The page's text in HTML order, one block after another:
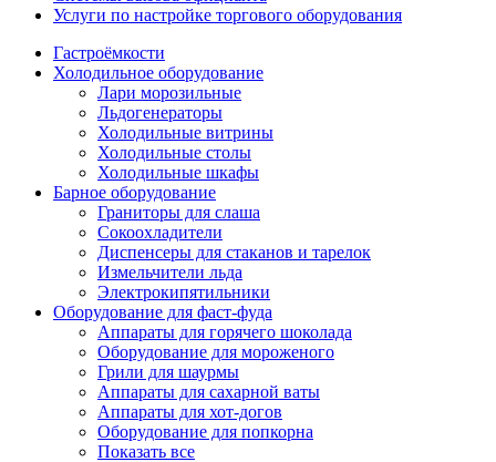
Услуги по настройке торгового оборудования
Гастроёмкости
Холодильное оборудование
Лари морозильные
Льдогенераторы
Холодильные витрины
Холодильные столы
Холодильные шкафы
Барное оборудование
Граниторы для слаша
Сокоохладители
Диспенсеры для стаканов и тарелок
Измельчители льда
Электрокипятильники
Оборудование для фаст-фуда
Аппараты для горячего шоколада
Оборудование для мороженого
Грили для шаурмы
Аппараты для сахарной ваты
Аппараты для хот-догов
Оборудование для попкорна
Показать все